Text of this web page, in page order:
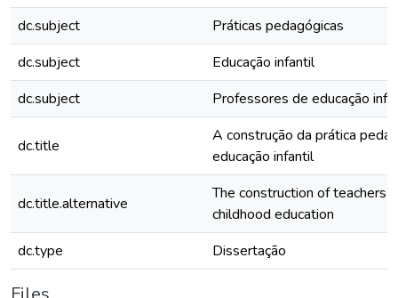
dc.subject
Práticas pedagógicas
dc.subject
Educação infantil
dc.subject
Professores de educação
dc.title
A construção da prática
educação infantil
dc.title.alternative
The construction of
childhood education
dc.type
Dissertação